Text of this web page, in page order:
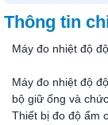
Thông tin
Máy đo nhiệt độ
Máy đo nhiệt độ
bộ giữ ống và
Thiết bị đo độ ẩm